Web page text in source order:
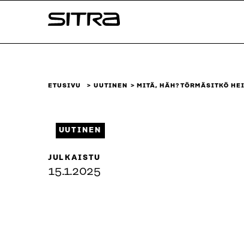
sisältöön
Sitra
ETUSIVU UUTINEN MITÄ, HÄH? TÖRMÄSITKÖ
UUTINEN
JULKAISTU
15.1.2025